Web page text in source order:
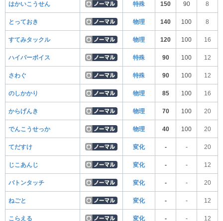
はかいこうせん 特殊 150 90 8
とっておき 物理 140 100 8
すてみタックル 物理 120 100 16
ハイパーボイス 特殊 90 100 12
さわぐ 特殊 90 100 12
のしかかり 物理 85 100 16
からげんき 物理 70 100 20
でんこうせっか 物理 40 100 20
てだすけ 変化 - - 20
じこあんじ 変化 - - 12
バトンタッチ 変化 - - 20
ねごと 変化 - - 12
こらえる 変化 - - 12